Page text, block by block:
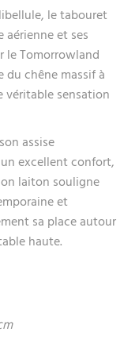
le tabouret
et ses
le Tomorrowland
du chêne massif à
véritable sensation
assise
excellent confort,
laiton souligne
et
sa place autour
haute.